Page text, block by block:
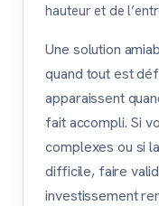
hauteur et de
Une solution
quand tout est
apparaissent
fait accompli. Si
complexes ou si
difficile, faire
investissement